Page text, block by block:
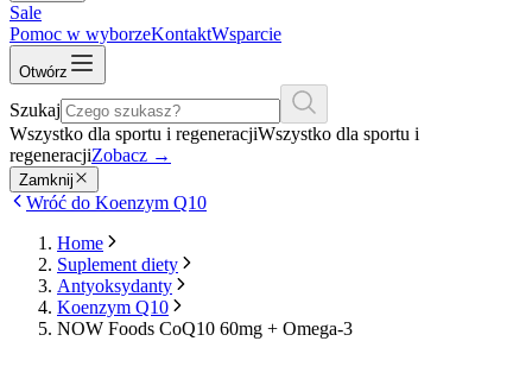
Sale
Pomoc w wyborzeKontaktWsparcie
Otwórz
Szukaj
Wszystko dla sportu i regeneracjiWszystko dla sportu i
regeneracjiZobacz →
Zamknij
Wróć do Koenzym Q10
Home
Suplement diety
Antyoksydanty
Koenzym Q10
NOW Foods CoQ10 60mg + Omega-3